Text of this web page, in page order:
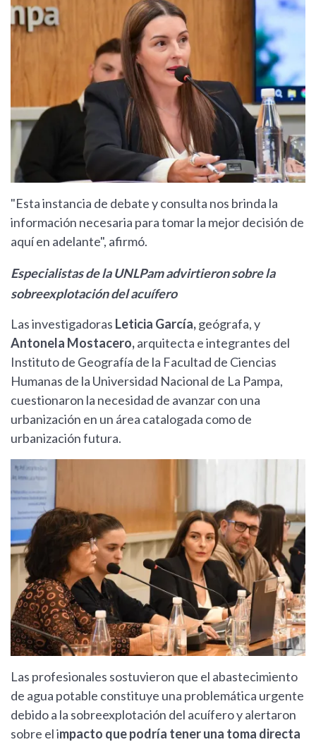
"Esta instancia de debate y consulta nos brinda la
información necesaria para tomar la mejor decisión de
aquí en adelante", afirmó.
Especialistas de la UNLPam advirtieron sobre la
sobreexplotación del acuífero
Las investigadoras Leticia García,geógrafa, y
Antonela Mostacero,arquitecta e integrantes del
Instituto de Geografía de la Facultad de Ciencias
Humanas de la Universidad Nacional de La Pampa,
cuestionaron la necesidad de avanzar con una
urbanización en un área catalogada como de
urbanización futura.
Las profesionales sostuvieron que el abastecimiento
de agua potable constituye una problemática urgente
debido a la sobreexplotación del acuífero y alertaron
sobre el impacto que podría tener una toma directa